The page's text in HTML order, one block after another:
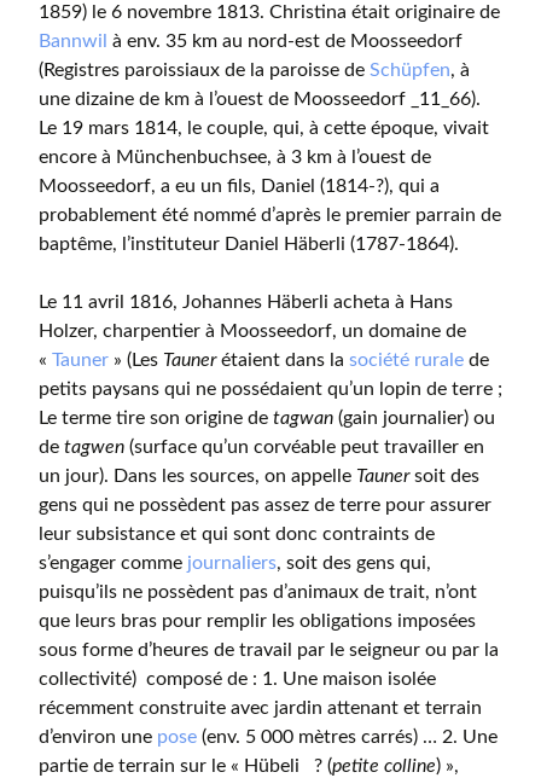
1859) le 6 novembre 1813. Christina était originaire de
Bannwil à env. 35 km au nord-est de Moosseedorf
(Registres paroissiaux de la paroisse de Schüpfen, à
une dizaine de km à l’ouest de Moosseedorf _11_66).
Le 19 mars 1814, le couple, qui, à cette époque, vivait
encore à Münchenbuchsee, à 3 km à l’ouest de
Moosseedorf, a eu un fils, Daniel (1814-?), qui a
probablement été nommé d’après le premier parrain de
baptême, l’instituteur Daniel Häberli (1787-1864).
Le 11 avril 1816, Johannes Häberli acheta à Hans
Holzer, charpentier à Moosseedorf, un domaine de
« Tauner » (Les Taunerétaient dans la société rurale de
petits paysans qui ne possédaient qu’un lopin de terre ;
Le terme tire son origine de tagwan (gain journalier) ou
de tagwen (surface qu’un corvéable peut travailler en
un jour). Dans les sources, on appelle Taunersoit des
gens qui ne possèdent pas assez de terre pour assurer
leur subsistance et qui sont donc contraints de
s’engager comme journaliers, soit des gens qui,
puisqu’ils ne possèdent pas d’animaux de trait, n’ont
que leurs bras pour remplir les obligations imposées
sous forme d’heures de travail par le seigneur ou par la
collectivité) composé de : 1. Une maison isolée
récemment construite avec jardin attenant et terrain
d’environ une pose (env. 5 000 mètres carrés) … 2. Une
partie de terrain sur le « Hübeli ? (petite colline) »,